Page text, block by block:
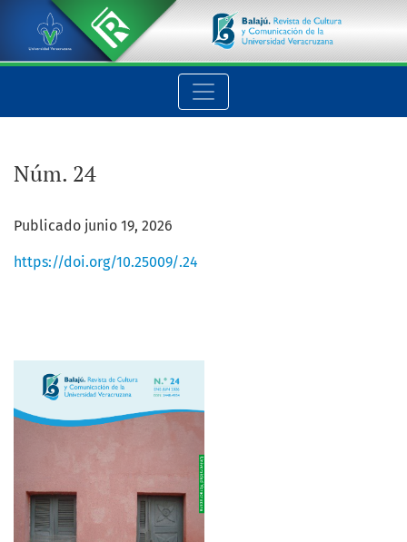
Núm. 24
Núm. 24
Publicado junio 19, 2026
https://doi.org/10.25009/.24